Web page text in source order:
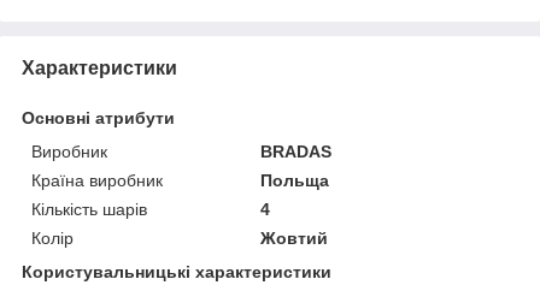
Характеристики
Основні атрибути
Виробник
BRADAS
Країна виробник
Польща
Кількість шарів
4
Колір
Жовтий
Користувальницькі характеристики